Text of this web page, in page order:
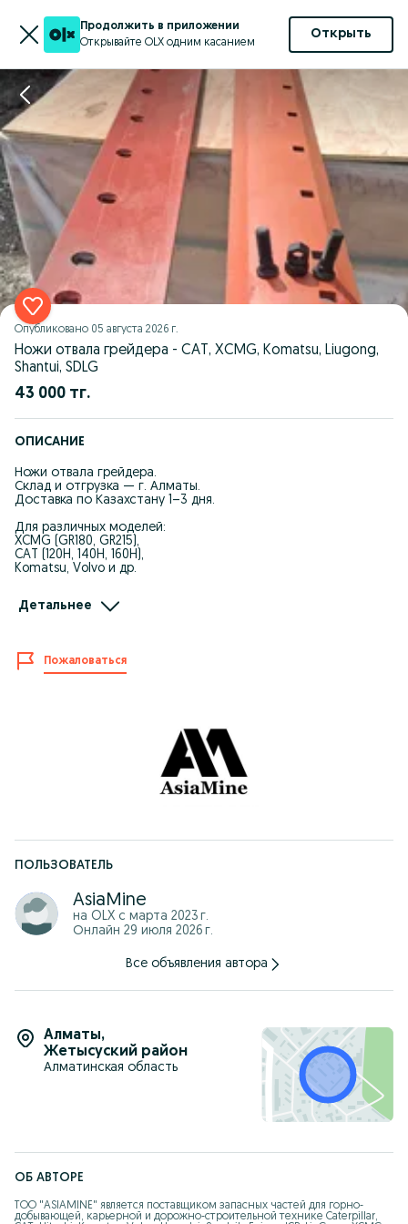
Продолжить в приложении
Открывайте OLX одним касанием
Открыть
Опубликовано 05 августа 2026 г.
Ножи отвала грейдера - CAT, XCMG, Komatsu, Liugong,
Shantui, SDLG
43 000 тг.
ОПИСАНИЕ
Ножи отвала грейдера.
Склад и отгрузка — г. Алматы.
Доставка по Казахстану 1–3 дня.
Для различных моделей:
XCMG (GR180, GR215),
CAT (120H, 140H, 160H),
Komatsu, Volvo и др.
• Износостойкая термообработанная сталь
Подбор по:
— модели грейдера
— размерам
накладная, ЭСФ, безналичный расчёт.
При подтверждении заказа — отгрузка в день обращения.
Детальнее
Пожаловаться
ПОЛЬЗОВАТЕЛЬ
AsiaMine
на OLX с марта 2023 г.
Онлайн 29 июля 2026 г.
Все объявления автора
Алматы,
Жетысуский район
Алматинская область
ОБ АВТОРЕ
ТОО "ASIAMINE" является поставщиком запасных частей для горно-
добывающей, карьерной и дорожно-строительной технике Caterpillar,